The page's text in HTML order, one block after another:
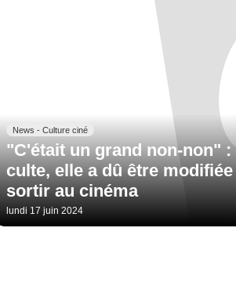
News - Culture ciné
"C'était un grand non-non"
culte, elle a dû être
sortir au cinéma
lundi 17 juin 2024